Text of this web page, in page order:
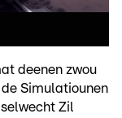
deenen zwou
Simulatiounen
Zil